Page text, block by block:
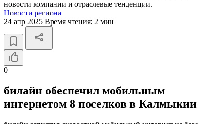
новости компании и отраслевые тенденции.
Новости региона
24 апр 2025 Время чтения: 2 мин
0
билайн обеспечил мобильным
интернетом 8 поселков в Калмыкии